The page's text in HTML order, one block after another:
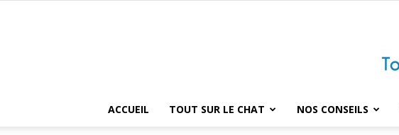
ACCUEIL TOUT SUR LE CHAT NOS CONSEILS